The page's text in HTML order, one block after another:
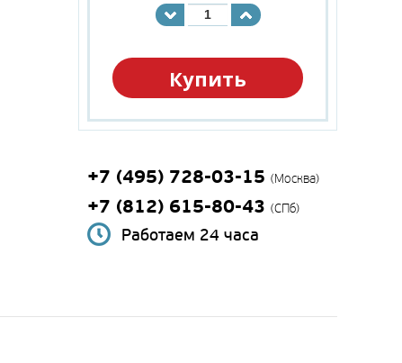
Купить
+7 (495) 728-03-15 (Москва)
+7 (812) 615-80-43 (СПб)
Работаем 24 часа